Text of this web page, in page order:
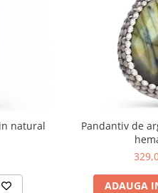
natural
Pandantiv de
ADAUGA